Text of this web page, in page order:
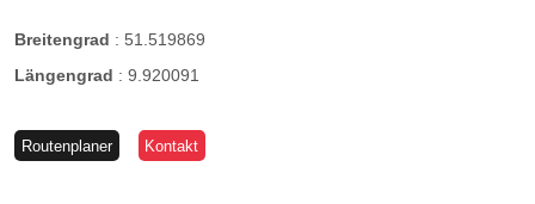
Breitengrad : 51.519869
Längengrad : 9.920091
Routenplaner Kontakt